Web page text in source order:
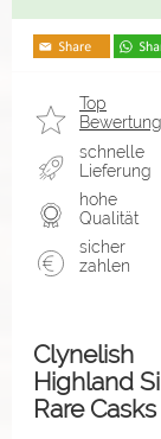
Top
schnelle
Lieferung
hohe
Qualität
sicher
zahlen
Clynelish
Highland
Rare Casks